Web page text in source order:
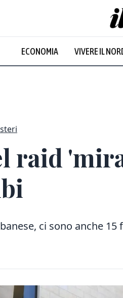
ECONOMIA VIVERE IL
raid
ci sono anche 15